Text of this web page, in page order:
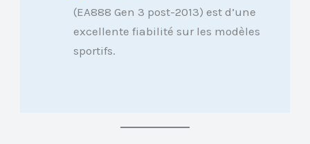
(EA888 Gen 3 post-2013) est d’une
excellente fiabilité sur les modèles
sportifs.